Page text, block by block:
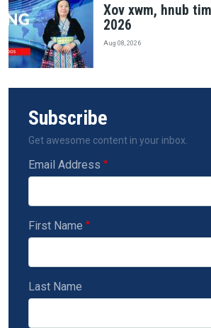
Xov xwm, hnub
2026
Aug 08, 2026
Subscribe
Get awesome content in your inbox.
Email Address
First Name
Last Name